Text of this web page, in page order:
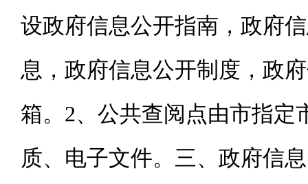
设政府信息公开指南，政府
息，政府信息公开制度，政
箱。 2、公共查阅点由市指定
质、电子文件。 三、政府信